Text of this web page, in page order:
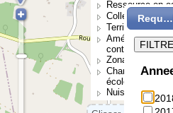
Ressource en
Collectivités et
Territoires et
Aménagement
continuités
Zonages de
Changement
écologique
Nuisances,
Requête